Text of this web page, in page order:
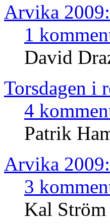
Arvika
1
David
Torsdagen i
4
Patrik
Arvika
3
Kal Ström